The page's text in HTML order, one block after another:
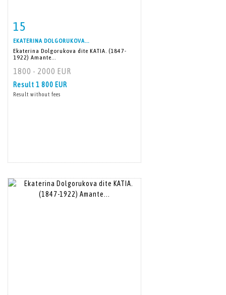
15
EKATERINA DOLGORUKOVA...
Ekaterina Dolgorukova dite KATIA. (1847-
1922) Amante...
1800 - 2000 EUR
Result 1 800 EUR
Result without fees